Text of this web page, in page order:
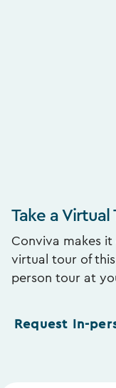
Take a Virtual
Conviva makes
virtual tour of
person tour at
Request In-